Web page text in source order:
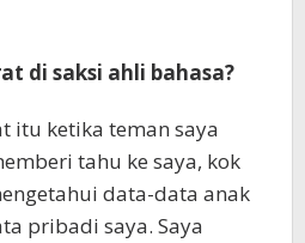
di saksi ahli bahasa?
itu ketika teman saya
tahu ke saya, kok
data-data anak
pribadi saya. Saya